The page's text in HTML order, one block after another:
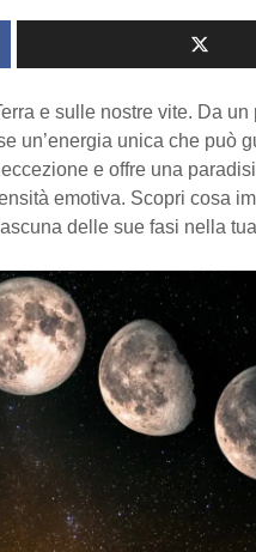
e sulle nostre vite. Da un
un’energia unica che può
e offre una
emotiva. Scopri cosa
delle sue fasi nella